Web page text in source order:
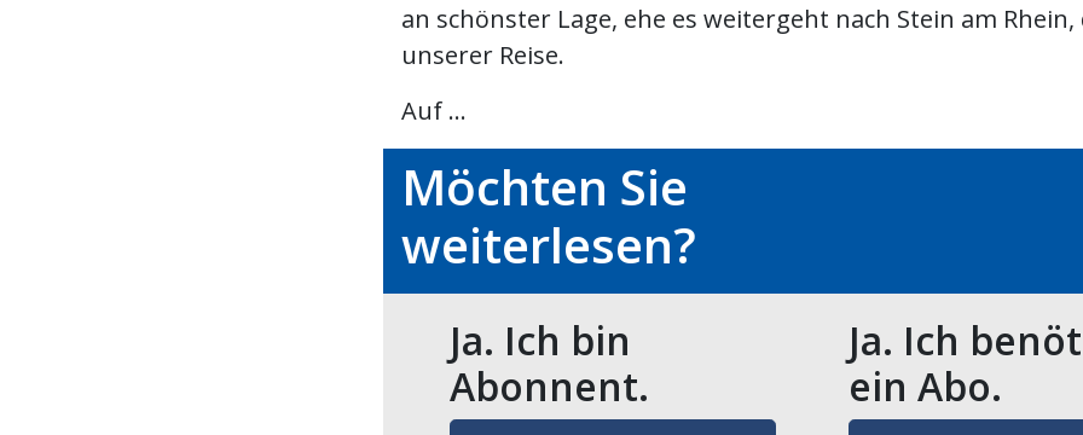
an schönster Lage, ehe es weitergeht nach Stein am Rhein,
unserer Reise.
Auf ...
Möchten Sie
weiterlesen?
Ja. Ich bin
Abonnent.
Ja. Ich
ein Abo.